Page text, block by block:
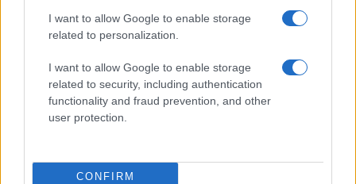
I want to allow Google to enable storage
related to personalization.
I want to allow Google to enable storage
related to security, including authentication
functionality and fraud prevention, and other
user protection.
CONFIRM